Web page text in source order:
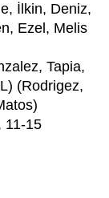
İlkin, Deniz,
Ezel, Melis
Tapia,
(Rodrigez,
11-15